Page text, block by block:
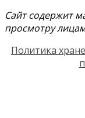
Сайт содержит
просмотру
Политика